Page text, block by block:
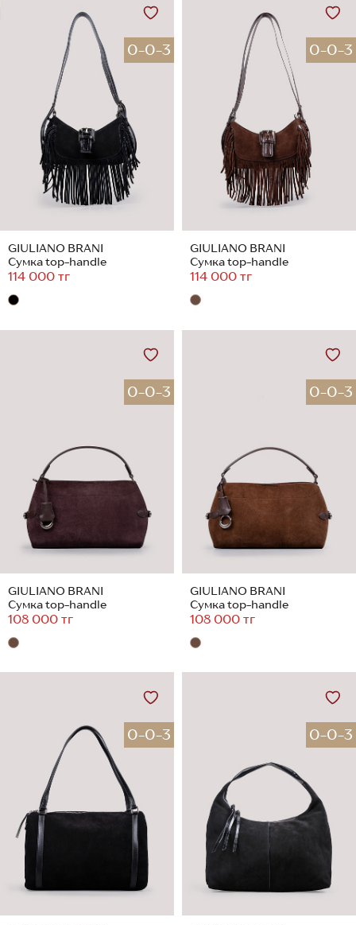
0-0-3
GIULIANO BRANI
Сумка top-handle
114 000 тг
0-0-3
GIULIANO BRANI
Сумка top-handle
114 000 тг
0-0-3
GIULIANO BRANI
Сумка top-handle
108 000 тг
0-0-3
GIULIANO BRANI
Сумка top-handle
108 000 тг
0-0-3 0-0-3